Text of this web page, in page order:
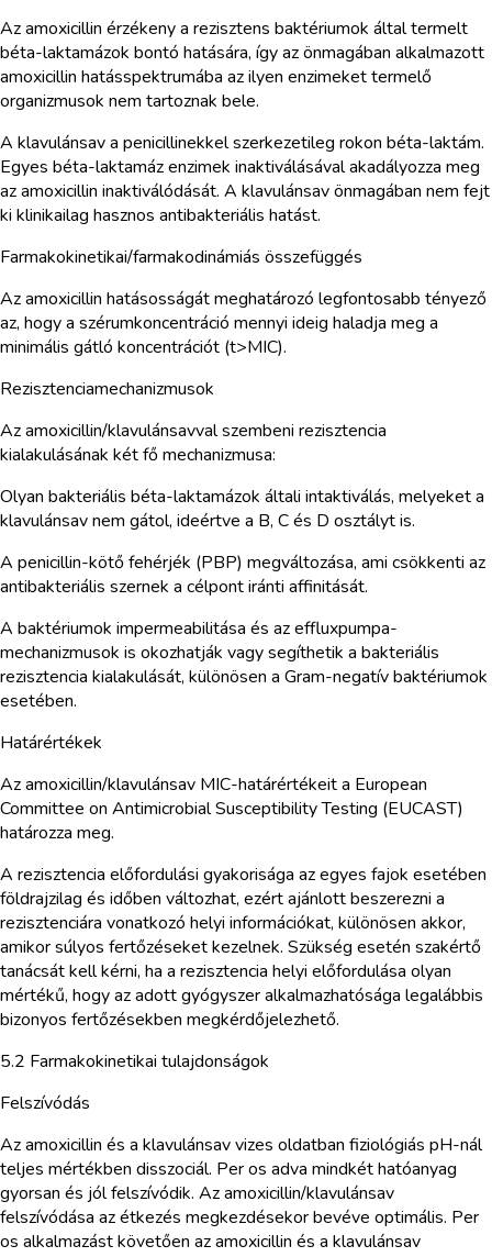
Az amoxicillin érzékeny a rezisztens baktériumok által termelt
béta-laktamázok bontó hatására, így az önmagában alkalmazott
amoxicillin hatásspektrumába az ilyen enzimeket termelő
organizmusok nem tartoznak bele.
A klavulánsav a penicillinekkel szerkezetileg rokon béta-laktám.
Egyes béta-laktamáz enzimek inaktiválásával akadályozza meg
az amoxicillin inaktiválódását. A klavulánsav önmagában nem fejt
ki klinikailag hasznos antibakteriális hatást.
Farmakokinetikai/farmakodinámiás összefüggés
Az amoxicillin hatásosságát meghatározó legfontosabb tényező
az, hogy a szérumkoncentráció mennyi ideig haladja meg a
minimális gátló koncentrációt (t>MIC).
Rezisztenciamechanizmusok
Az amoxicillin/klavulánsavval szembeni rezisztencia
kialakulásának két fő mechanizmusa:
Olyan bakteriális béta-laktamázok általi intaktiválás, melyeket a
klavulánsav nem gátol, ideértve a B, C és D osztályt is.
A penicillin-kötő fehérjék (PBP) megváltozása, ami csökkenti az
antibakteriális szernek a célpont iránti affinitását.
A baktériumok impermeabilitása és az effluxpumpa-
mechanizmusok is okozhatják vagy segíthetik a bakteriális
rezisztencia kialakulását, különösen a Gram-negatív baktériumok
esetében.
Határértékek
Az amoxicillin/klavulánsav MIC-határértékeit a European
Committee on Antimicrobial Susceptibility Testing (EUCAST)
határozza meg.
A rezisztencia előfordulási gyakorisága az egyes fajok esetében
földrajzilag és időben változhat, ezért ajánlott beszerezni a
rezisztenciára vonatkozó helyi információkat, különösen akkor,
amikor súlyos fertőzéseket kezelnek. Szükség esetén szakértő
tanácsát kell kérni, ha a rezisztencia helyi előfordulása olyan
mértékű, hogy az adott gyógyszer alkalmazhatósága legalábbis
bizonyos fertőzésekben megkérdőjelezhető.
5.2 Farmakokinetikai tulajdonságok
Felszívódás
Az amoxicillin és a klavulánsav vizes oldatban fiziológiás pH-nál
teljes mértékben disszociál. Per os adva mindkét hatóanyag
gyorsan és jól felszívódik. Az amoxicillin/klavulánsav
felszívódása az étkezés megkezdésekor bevéve optimális. Per
os alkalmazást követően az amoxicillin és a klavulánsav